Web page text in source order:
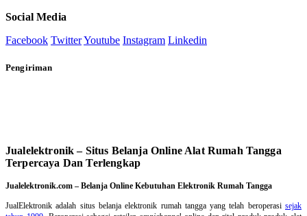
Social Media
Facebook TwitterYoutube Instagram Linkedin
Pengiriman
Jualelektronik – Situs Belanja Online Alat Rumah Tangga
Terpercaya Dan Terlengkap
Jualelektronik.com – Belanja Online Kebutuhan Elektronik Rumah Tangga
JualElektronik adalah situs belanja elektronik rumah tanggayang telah beroperasisejak